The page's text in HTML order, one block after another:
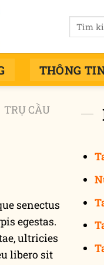
Tìm
kiếm:
THÔNG
TRỤ CẦU
senectus
egestas.
ultricies
libero sit